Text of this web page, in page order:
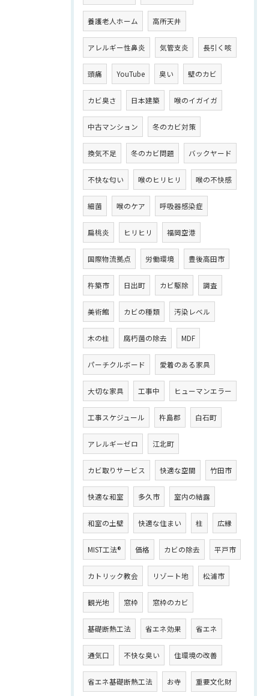
養護老人ホーム 高所天井
アレルギー性鼻炎 気管支炎 長引く咳
頭痛 YouTube 臭い 壁のカビ
カビ臭さ 日本建築 喉のイガイガ
中古マンション 冬のカビ対策
換気不足 冬のカビ問題 バックヤード
不快な匂い 喉のヒリヒリ 喉の不快感
細菌 喉のケア 呼吸器感染症
扁桃炎 ヒリヒリ 福岡空港
国際物流拠点 労働環境 豊後高田市
杵築市 日出町 カビ駆除 調査
美術館 カビの種類 汚染レベル
木の柱 腐朽菌の除去 MDF
パーチクルボード 愛着のある家具
大切な家具 工事中 ヒューマンエラー
工事スケジュール 杵島郡 白石町
アレルギーゼロ 江北町
カビ取りサービス 快適な空間 竹田市
快適な和室 多久市 室内の結露
和室の土壁 快適な住まい 柱 広縁
MIST工法® 価格 カビの除去 平戸市
カトリック教会 リゾート地 松浦市
観光地 窓枠 窓枠のカビ
基礎断熱工法 省エネ効果 省エネ
通気口 不快な臭い 住環境の改善
省エネ基礎断熱工法 お寺 重要文化財